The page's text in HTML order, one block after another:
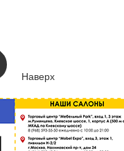
Наверх